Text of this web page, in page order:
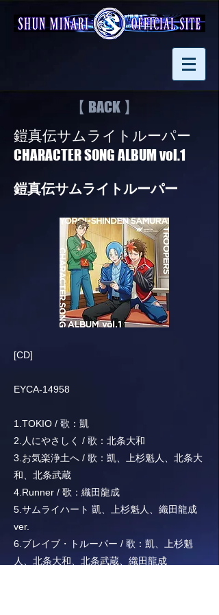
【 BACK 】
鎧真伝サムライトルーパー
CHARACTER SONG ALBUM vol.1
鎧真伝サムライトルーパー
[CD]
EYCA-14958
1.TOKIO / 歌：凱
2.人にやさしく / 歌：北条大和
3.お気楽浄土へ / 歌：凱、上杉魁人、北条大
和、北条武蔵
4.Runner / 歌：織田龍成
5.サムライハート 凱、上杉魁人、織田龍成
ver.
6.ブレイブ・トルーパー / 歌：凱、上杉魁
人、北条大和、北条武蔵、織田龍成